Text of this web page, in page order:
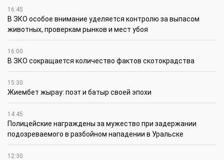
16:45
В ЗКО особое внимание уделяется контролю за выпасом
животных, проверкам рынков и мест убоя
16:00
В ЗКО сокращается количество фактов скотокрадства
15:30
Жиембет жырау: поэт и батыр своей эпохи
14:45
Полицейские награждены за мужество при задержании
подозреваемого в разбойном нападении в Уральске
12:30